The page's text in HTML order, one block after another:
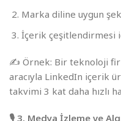
Marka diline uygun
İçerik çeşitlendirmesi
✍️ Örnek: Bir teknoloji
aracıyla LinkedIn içerik
takvimi 3 kat daha hızlı
🎙️ 3. Medya İzleme ve